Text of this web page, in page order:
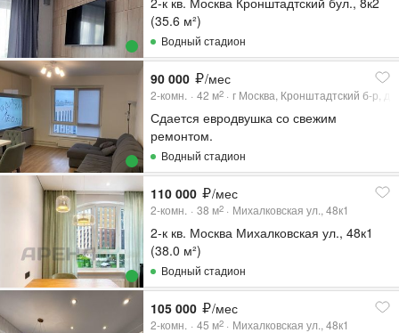
(35.6 м²)
Водный стадион
90 000 /мес
2-комн. 42 м2 г Москва, Кронштадтский б-р, д
Сдается евродвушка со свежим
ремонтом.
Водный стадион
110 000 /мес
2-комн. 38 м2 Михалковская ул., 48к1
2-к кв. Москва Михалковская ул., 48к1
(38.0 м²)
Водный стадион
105 000 /мес
2-комн. 45 м2 Михалковская ул., 48к1